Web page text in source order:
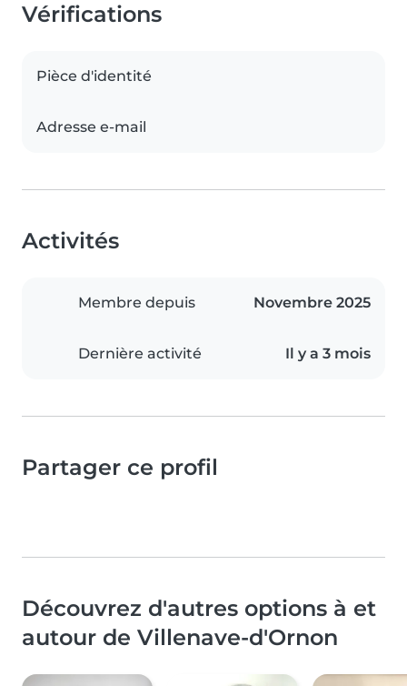
Vérifications
Pièce d'identité
Adresse e-mail
Activités
Membre depuis Novembre 2025
Dernière activité Il y a 3 mois
Partager ce profil
Découvrez d'autres options à et
autour de Villenave-d'Ornon